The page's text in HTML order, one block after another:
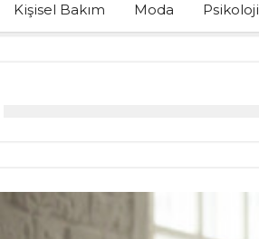
Kişisel Bakım Moda Psikoloji